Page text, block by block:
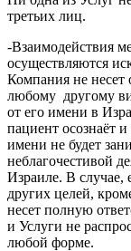
третьих лиц.
-Взаимодействия
осуществляются
Компания не несет
любому другому
от его имени в
пациент осознаёт
имени не будет
неблагочестивой
Израиле. В случае,
других целей,
несет полную
и Услуги не
любой форме.